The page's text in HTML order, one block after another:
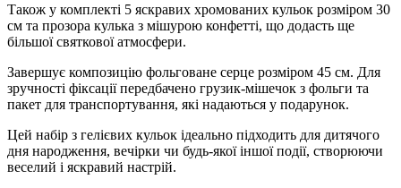
Також у комплекті 5 яскравих хромованих кульок розміром 30
см та прозора кулька з мішурою конфетті, що додасть ще
більшої святкової атмосфери.
Завершує композицію фольговане серце розміром 45 см. Для
зручності фіксації передбачено грузик-мішечок з фольги та
пакет для транспортування, які надаються у подарунок.
Цей набір з гелієвих кульок ідеально підходить для дитячого
дня народження, вечірки чи будь-якої іншої події, створюючи
веселий і яскравий настрій.